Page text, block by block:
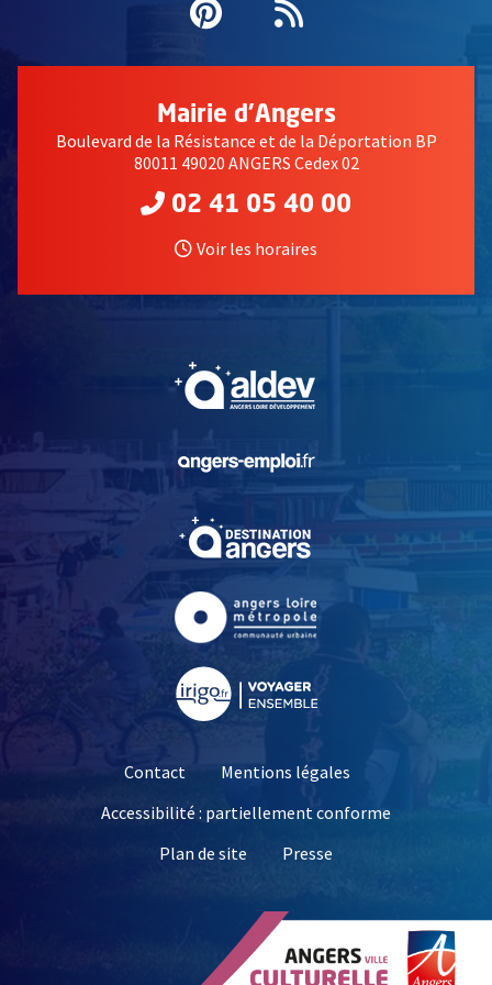
Pinterest
, Ouvre une
Flux RSS
Mairie d'Angers
Boulevard de la Résistance et de la Déportation BP
80011 49020 ANGERS Cedex 02
02 41 05 40 00
Voir les horaires
, Ouvre une nouvelle
, Ouvre une nouvelle
Contact
Mentions légales
Accessibilité : partiellement conforme
Plan de site
Presse